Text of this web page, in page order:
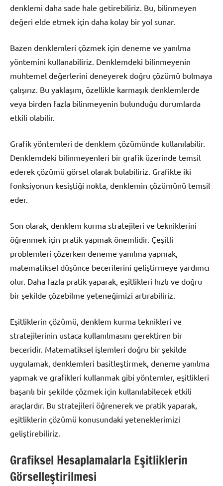
denklemi daha sade hale getirebiliriz. Bu, bilinmeyen
değeri elde etmek için daha kolay bir yol sunar.
Bazen denklemleri çözmek için deneme ve yanılma
yöntemini kullanabiliriz. Denklemdeki bilinmeyenin
muhtemel değerlerini deneyerek doğru çözümü bulmaya
çalışırız. Bu yaklaşım, özellikle karmaşık denklemlerde
veya birden fazla bilinmeyenin bulunduğu durumlarda
etkili olabilir.
Grafik yöntemleri de denklem çözümünde kullanılabilir.
Denklemdeki bilinmeyenleri bir grafik üzerinde temsil
ederek çözümü görsel olarak bulabiliriz. Grafikte iki
fonksiyonun kesiştiği nokta, denklemin çözümünü temsil
eder.
Son olarak, denklem kurma stratejileri ve tekniklerini
öğrenmek için pratik yapmak önemlidir. Çeşitli
problemleri çözerken deneme yanılma yapmak,
matematiksel düşünce becerilerini geliştirmeye yardımcı
olur. Daha fazla pratik yaparak, eşitlikleri hızlı ve doğru
bir şekilde çözebilme yeteneğimizi artırabiliriz.
Eşitliklerin çözümü, denklem kurma teknikleri ve
stratejilerinin ustaca kullanılmasını gerektiren bir
beceridir. Matematiksel işlemleri doğru bir şekilde
uygulamak, denklemleri basitleştirmek, deneme yanılma
yapmak ve grafikleri kullanmak gibi yöntemler, eşitlikleri
başarılı bir şekilde çözmek için kullanılabilecek etkili
araçlardır. Bu stratejileri öğrenerek ve pratik yaparak,
eşitliklerin çözümü konusundaki yeteneklerimizi
geliştirebiliriz.
Grafiksel Hesaplamalarla Eşitliklerin
Görselleştirilmesi